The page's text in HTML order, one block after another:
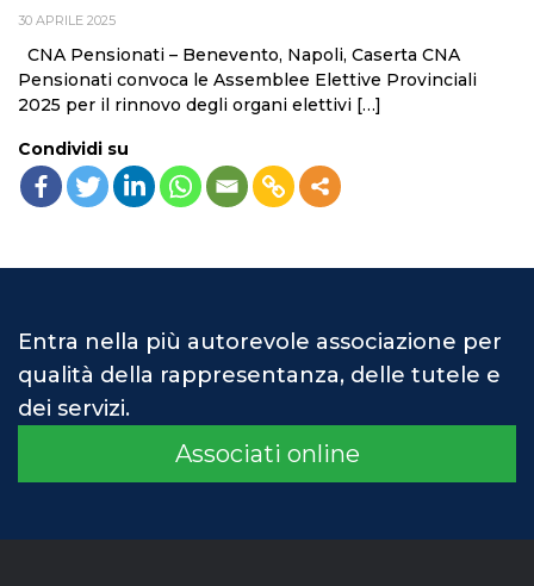
30 APRILE 2025
CNA Pensionati – Benevento, Napoli, Caserta CNA
Pensionati convoca le Assemblee Elettive Provinciali
2025 per il rinnovo degli organi elettivi […]
Condividi su
Entra nella più autorevole associazione per
qualità della rappresentanza, delle tutele e
dei servizi.
Associati online